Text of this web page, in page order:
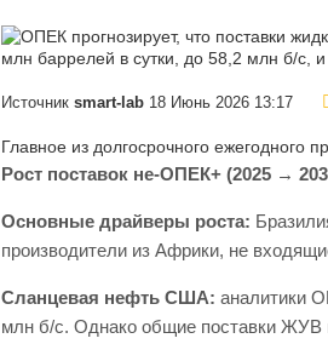
Источник smart-lab 18 Июнь 2026 13:17
Главное из долгосрочного ежегодного
Рост поставок не‑ОПЕК+ (2025 →
Основные драйверы роста:
производители из Африки, не
Сланцевая нефть США: аналитики
млн б/с. Однако общие поставки